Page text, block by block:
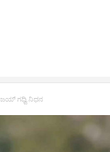
ಗಧ್ವಿ ನಿಧನ